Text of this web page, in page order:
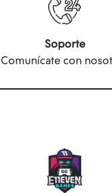
Soporte
Comunícate con